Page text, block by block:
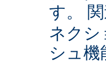
す。
ネクシ
シュ機